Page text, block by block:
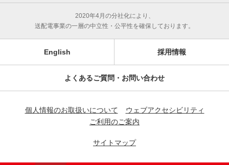
2020年4月の分社化により、
送配電事業の一層の中立性・公平性を確保しております。
English 採用情報
よくあるご質問・お問い合わせ
個人情報のお取扱いについて
ウェブアクセシビリティ
ご利用のご案内
サイトマップ